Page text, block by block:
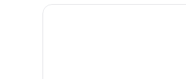
Chambre
Motel 6 Redmond, OR